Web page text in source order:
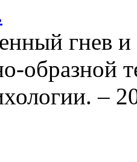
гнев и
образной
–